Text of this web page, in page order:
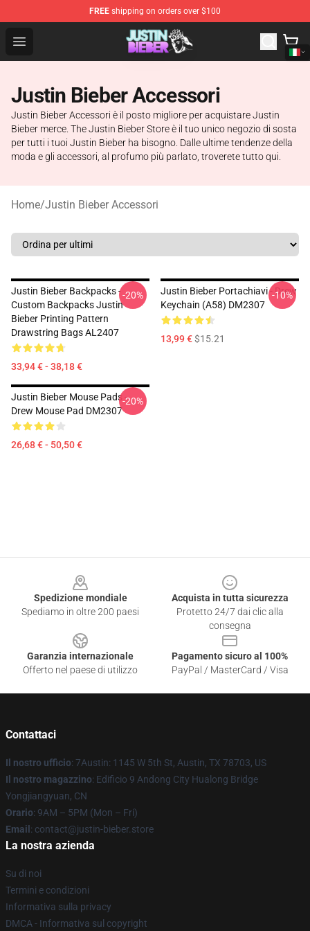
FREE shipping on orders over $100
Open menu
Justin Bieber Store - Official Justin Bieber Merchandise
Justin Bieber Accessori
Justin Bieber Accessori è il posto migliore per acquistare Justin
Bieber merce. The Justin Bieber Store è il tuo unico negozio di sosta
per tutti i tuoi Justin Bieber ha bisogno. Dalle ultime tendenze della
moda e gli accessori, al profumo più parlato, troverete tutto qui.
Home/Justin Bieber Accessori
Justin Bieber Backpacks -
Custom Backpacks Justin
Bieber Printing Pattern
Drawstring Bags AL2407
33,94 € - 38,18 €
-20%
Justin Bieber Portachiavi - Drew
Keychain (A58) DM2307
13,99 €$15.21
-10%
Justin Bieber Mouse Pads -
Drew Mouse Pad DM2307
26,68 € - 50,50 €
-20%
Spedizione mondiale
Spediamo in oltre 200 paesi
Acquista in tutta sicurezza
Protetto 24/7 dai clic alla
consegna
Garanzia internazionale
Offerto nel paese di utilizzo
Pagamento sicuro al 100%
PayPal / MasterCard / Visa
Contattaci
Il nostro ufficio: 7Austin: 1145 W 5th St, Austin, TX 78703, US
Il nostro magazzino: Edificio 9 Andong City Hualong Bridge
Yongjiangyuan, CN
Orario: 9AM – 5PM (Mon – Fri)
Email : contact@justin-bieber.store
La nostra azienda
Su di noi
Termini e condizioni
Informativa sulla privacy
DMCA - Informativa sul copyright